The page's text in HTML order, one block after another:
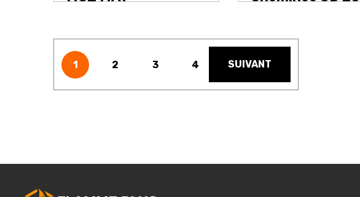
1 2 3 4 SUIVANT